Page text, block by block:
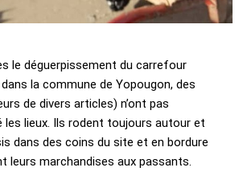
le déguerpissement du carrefour
la commune de Yopougon, des
de divers articles) n’ont pas
lieux. Ils rodent toujours autour et
dans des coins du site et en bordure
leurs marchandises aux passants.